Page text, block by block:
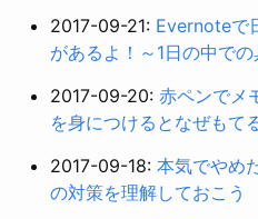
2017-09-21: Evernoteで
があるよ！～1日の中での
2017-09-20: 赤ペンでメ
を身につけるとなぜもて
2017-09-18: 本気でやめ
の対策を理解しておこう